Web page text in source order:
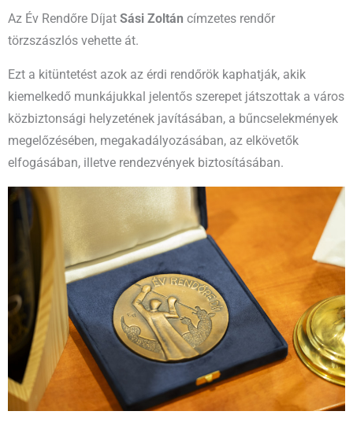
Az Év Rendőre Díjat Sási Zoltán címzetes rendőr
törzszászlós vehette át.
Ezt a kitüntetést azok az érdi rendőrök kaphatják, akik
kiemelkedő munkájukkal jelentős szerepet játszottak a város
közbiztonsági helyzetének javításában, a bűncselekmények
megelőzésében, megakadályozásában, az elkövetők
elfogásában, illetve rendezvények biztosításában.